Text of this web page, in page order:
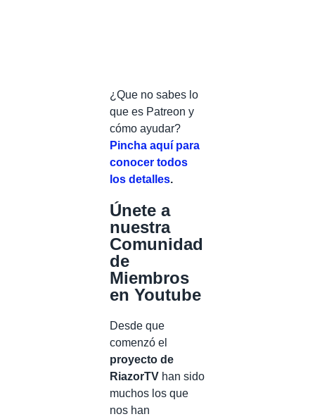
¿Que no sabes lo
que es Patreon y
cómo ayudar?
Pincha aquí para
conocer todos
los detalles.
Únete a
nuestra
Comunidad
de
Miembros
en Youtube
Desde que
comenzó el
proyecto de
RiazorTV han sido
muchos los que
nos han